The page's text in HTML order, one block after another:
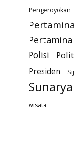
Pengeroyokan
Pertamina
Polisi
Presiden
wisata